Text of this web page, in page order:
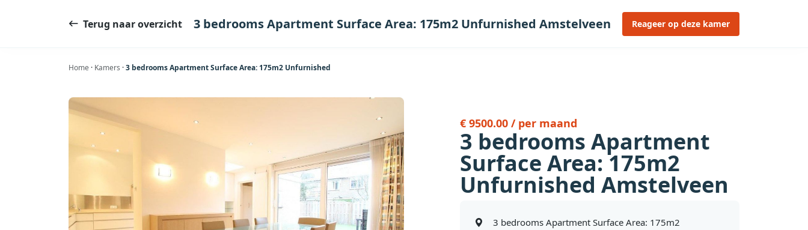
Terug naar overzicht 3 bedrooms Apartment Surface Area: 175m2 Unfurnished Amstelveen Reageer op deze kamer
Home · Kamers ·3 bedrooms Apartment Surface Area: 175m2 Unfurnished
€ 9500.00 / per maand
3 bedrooms Apartment
Surface Area: 175m2
Unfurnished Amstelveen
3 bedrooms Apartment Surface Area: 175m2